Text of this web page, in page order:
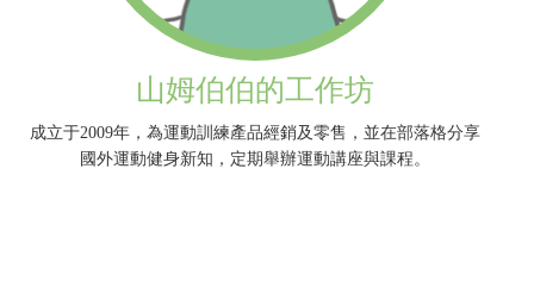
山姆伯伯的工作坊
成立于2009年，為運動訓練產品經銷及零售，並在部落格分享
國外運動健身新知，定期舉辦運動講座與課程。